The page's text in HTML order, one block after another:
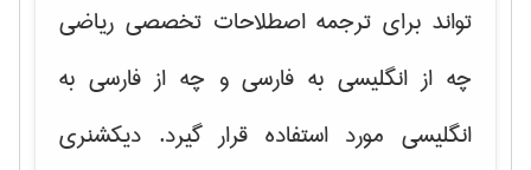
تواند برای ترجمه اصطلاحات تخصصی ریاضی
چه از انگلیسی به فارسی و چه از فارسی به
انگلیسی مورد استفاده قرار گیرد. دیکشنری